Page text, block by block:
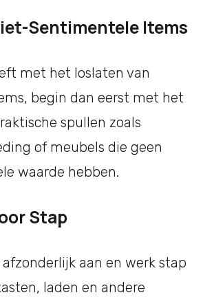
Sentimentele Items
met het loslaten van
begin dan eerst met het
spullen zoals
of meubels die geen
waarde hebben.
Stap
aan en werk stap
laden en andere